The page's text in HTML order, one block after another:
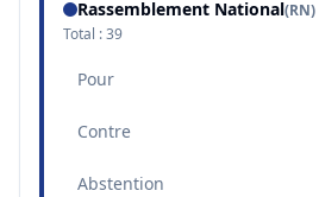
Rassemblement National(RN)
Total :39
Pour
Contre
Abstention